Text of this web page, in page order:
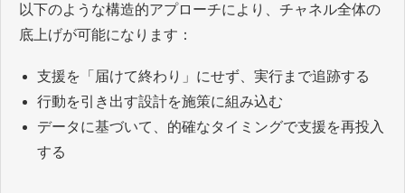
以下のような構造的アプローチにより、チャネル全体の
底上げが可能になります：
支援を「届けて終わり」にせず、実行まで追跡する
行動を引き出す設計を施策に組み込む
データに基づいて、的確なタイミングで支援を再投入
する